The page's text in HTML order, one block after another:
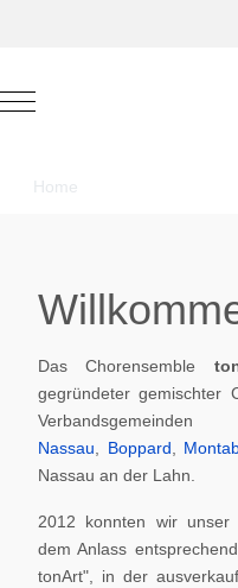
Mobile Menu Toggle
Home
Das Chorensemble
gegründeter gemischter
Nassau
Boppard
Nassau an der Lahn.
2012 konnten wir unser
dem Anlass
tonArt", in der